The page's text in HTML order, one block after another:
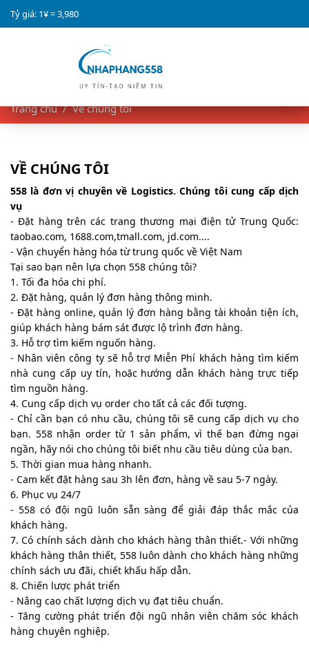
Tỷ giá: 1¥ =3,980
NHẬP
Trang chủ Về chúng tôi
VỀ CHÚNG TÔI
558 là đơn vị chuyên về Logistics. Chúng tôi cung cấp dịch
vụ
- Đặt hàng trên các trang thương mại điện tử Trung Quốc:
taobao.com, 1688.com,tmall.com, jd.com....
- Vận chuyển hàng hóa từ trung quốc về Việt Nam
Tại sao bạn nên lựa chọn 558 chúng tôi?
1. Tối đa hóa chi phí.
2. Đặt hàng, quản lý đơn hàng thông minh.
- Đặt hàng online, quản lý đơn hàng bằng tài khoản tiện ích,
giúp khách hàng bám sát được lộ trình đơn hàng.
3. Hỗ trợ tìm kiếm nguốn hàng.
- Nhân viên công ty sẽ hỗ trợ Miễn Phí khách hàng tìm kiếm
nhà cung cấp uy tín, hoặc hướng dẫn khách hàng trực tiếp
tìm nguồn hàng.
4. Cung cấp dịch vụ order cho tất cả các đối tượng.
- Chỉ cần bạn có nhu cầu, chúng tôi sẽ cung cấp dịch vụ cho
bạn. 558 nhận order từ 1 sản phẩm, vì thế bạn đừng ngại
ngần, hãy nói cho chúng tôi biết nhu cầu tiêu dùng của bạn.
5. Thời gian mua hàng nhanh.
- Cam kết đặt hàng sau 3h lên đơn, hàng về sau 5-7 ngày.
6. Phục vụ 24/7
- 558 có đội ngũ luôn sẵn sàng để giải đáp thắc mắc của
khách hàng.
7. Có chính sách dành cho khách hàng thân thiết.- Với những
khách hàng thân thiết, 558 luôn dành cho khách hàng những
chính sách ưu đãi, chiết khấu hấp dẫn.
8. Chiến lược phát triển
- Nâng cao chất lượng dịch vụ đạt tiêu chuẩn.
- Tăng cường phát triển đội ngũ nhân viên chăm sóc khách
hàng chuyên nghiệp.